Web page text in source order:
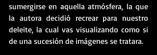
sumergirse en aquella atmósfera, la que
la autora decidió recrear para nuestro
deleite, la cual vas visualizando como si
de una sucesión de imágenes se tratara.